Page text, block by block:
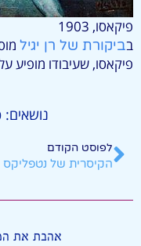
פיקאסו, 1903
בביקורת של רן יגיל
פיקאסו, שעיבודו מופיע
נושאים:
לפוסט הקודם
הקיסרית של נטפליקס
אהבת את